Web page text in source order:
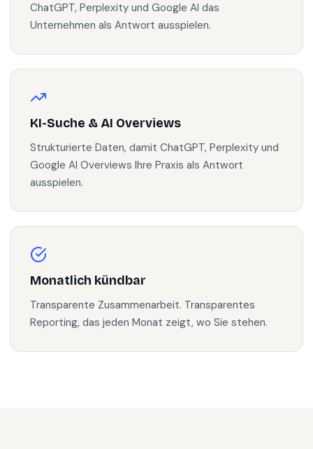
ChatGPT, Perplexity und Google AI das
Unternehmen als Antwort ausspielen.
KI-Suche & AI Overviews
Strukturierte Daten, damit ChatGPT, Perplexity und
Google AI Overviews Ihre Praxis als Antwort
ausspielen.
Monatlich kündbar
Transparente Zusammenarbeit. Transparentes
Reporting, das jeden Monat zeigt, wo Sie stehen.